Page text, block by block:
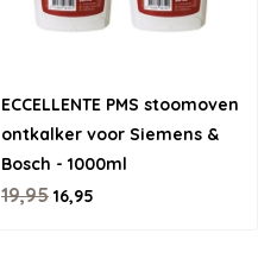
ECCELLENTE PMS stoomoven
ontkalker voor Siemens &
Bosch - 1000ml
19,95 16,95